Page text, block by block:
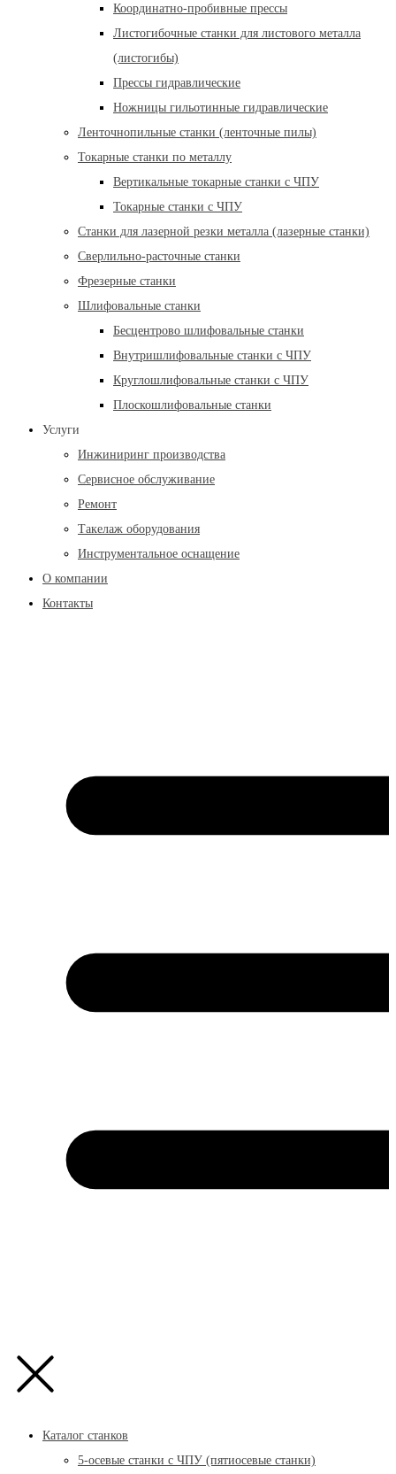
Координатно-пробивные прессы
Листогибочные станки для листового металла
(листогибы)
Прессы гидравлические
Ножницы гильотинные гидравлические
Ленточнопильные станки (ленточные пилы)
Токарные станки по металлу
Вертикальные токарные станки с ЧПУ
Токарные станки с ЧПУ
Станки для лазерной резки металла (лазерные станки)
Сверлильно-расточные станки
Фрезерные станки
Шлифовальные станки
Бесцентрово шлифовальные станки
Внутришлифовальные станки с ЧПУ
Круглошлифовальные станки с ЧПУ
Плоскошлифовальные станки
Услуги
Инжиниринг производства
Сервисное обслуживание
Ремонт
Такелаж оборудования
Инструментальное оснащение
О компании
Контакты
Каталог станков
5-осевые станки с ЧПУ (пятиосевые станки)